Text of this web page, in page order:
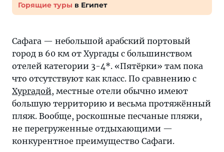
Горящие туры в Египет
Сафага — небольшой арабский портовый
город в 60 км от Хургады с большинством
отелей категории 3-4*. «Пятёрки» там пока
что отсутствуют как класс. По сравнению с
Хургадой, местные отели обычно имеют
большую территорию и весьма протяжённый
пляж. Вообще, роскошные песчаные пляжи,
не перегруженные отдыхающими —
конкурентное преимущество Сафаги.